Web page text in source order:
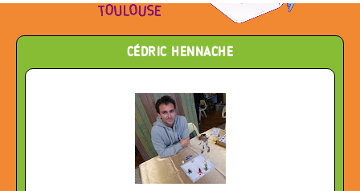
CÉDRIC HENNACHE